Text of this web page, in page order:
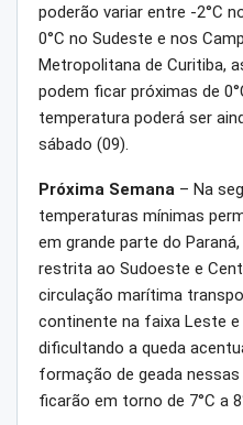
poderão variar entre -2°C
0°C no Sudeste e nos
Metropolitana de Curitiba,
podem ficar próximas de
temperatura poderá ser
sábado (09).
Próxima Semana – Na
temperaturas mínimas
em grande parte do
restrita ao Sudoeste e
circulação marítima
continente na faixa Leste e
dificultando a queda
formação de geada
ficarão em torno de 7°C a